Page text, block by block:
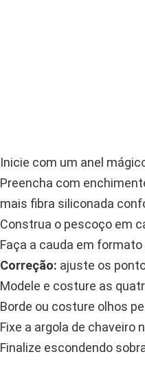
Inicie com um anel
Preencha com
mais fibra siliconada
Construa o pescoço em
Faça a cauda em
Correção: ajuste os
Modele e costure as
Borde ou costure olhos
Fixe a argola de chaveiro
Finalize escondendo